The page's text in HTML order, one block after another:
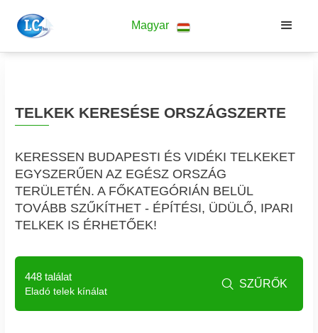
Magyar
TELKEK KERESÉSE ORSZÁGSZERTE
KERESSEN BUDAPESTI ÉS VIDÉKI TELKEKET
EGYSZERŰEN AZ EGÉSZ ORSZÁG
TERÜLETÉN. A FŐKATEGÓRIÁN BELÜL
TOVÁBB SZŰKÍTHET - ÉPÍTÉSI, ÜDÜLŐ, IPARI
TELKEK IS ÉRHETŐEK!
448 találat
Eladó telek kínálat
 SZŰRŐK